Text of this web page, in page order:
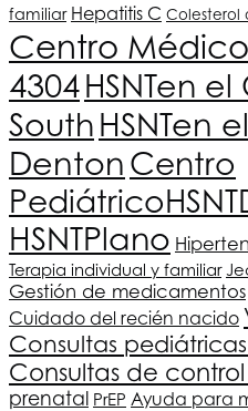
familiar Hepatitis C Colesterol
Centro
4304HSNTen el
South HSNTen
Denton Centro
PediátricoHSNT
HSNTPlano
Terapia individual y familiar
Gestión de medicamentos
Cuidado del recién nacido
Consultas
Consultas de
prenatal PrEP Ayuda para